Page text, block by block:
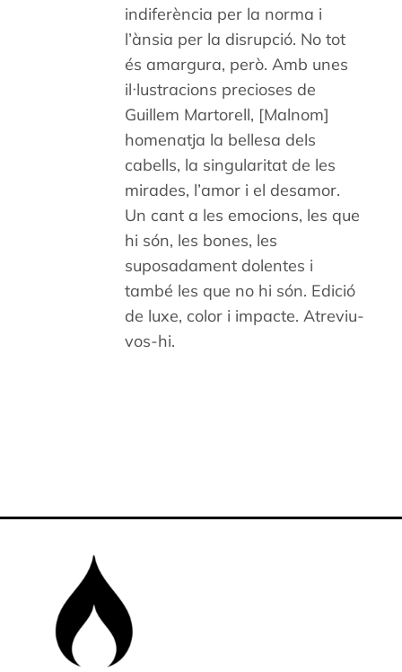
indiferència per la norma i
l’ànsia per la disrupció. No tot
és amargura, però. Amb unes
il·lustracions precioses de
Guillem Martorell, [Malnom]
homenatja la bellesa dels
cabells, la singularitat de les
mirades, l’amor i el desamor.
Un cant a les emocions, les que
hi són, les bones, les
suposadament dolentes i
també les que no hi són. Edició
de luxe, color i impacte. Atreviu-
vos-hi.